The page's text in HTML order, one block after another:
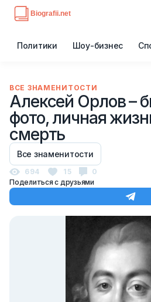
Политики Шоу-бизнес
ВСЕ ЗНАМЕНИТОСТИ
Алексей Орлов –
фото, личная
смерть
Все знаменитости
694 15 0
Поделиться с друзьями